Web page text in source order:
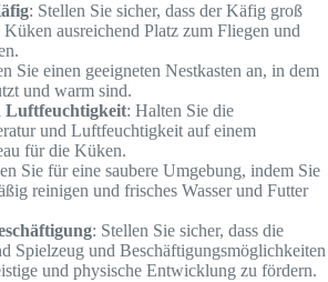
: Stellen Sie sicher, dass der Käfig groß
ausreichend Platz zum Fliegen und
Sie einen geeigneten Nestkasten an, in dem
und warm sind.
Luftfeuchtigkeit: Halten Sie die
und Luftfeuchtigkeit auf einem
für die Küken.
Sie für eine saubere Umgebung, indem Sie
reinigen und frisches Wasser und Futter
: Stellen Sie sicher, dass die
Spielzeug und Beschäftigungsmöglichkeiten
und physische Entwicklung zu fördern.